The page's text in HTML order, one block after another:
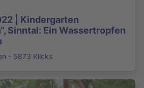
| Kindergarten
Sinntal: Ein Wassertropfen
- 5873 Klicks